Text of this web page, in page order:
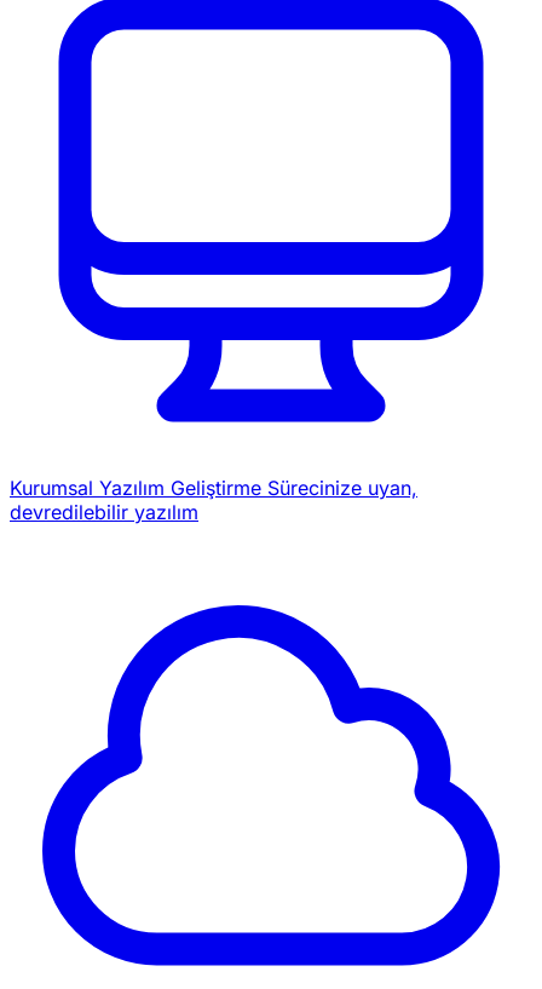
Kurumsal Yazılım Geliştirme Sürecinize uyan,
devredilebilir yazılım